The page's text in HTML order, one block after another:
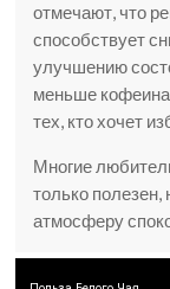
отмечают, что
способствует
улучшению
меньше
тех, кто хочет
Многие
только полезен,
атмосферу